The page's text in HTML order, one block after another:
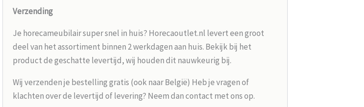
Verzending
Je horecameubilair super snel in huis? Horecaoutlet.nl levert een groot
deel van het assortiment binnen 2 werkdagen aan huis. Bekijk bij het
product de geschatte levertijd, wij houden dit nauwkeurig bij.
Wij verzenden je bestelling gratis (ook naar België) Heb je vragen of
klachten over de levertijd of levering? Neem dan contact met ons op.